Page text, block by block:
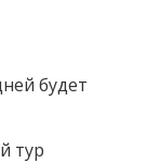
будет
тур